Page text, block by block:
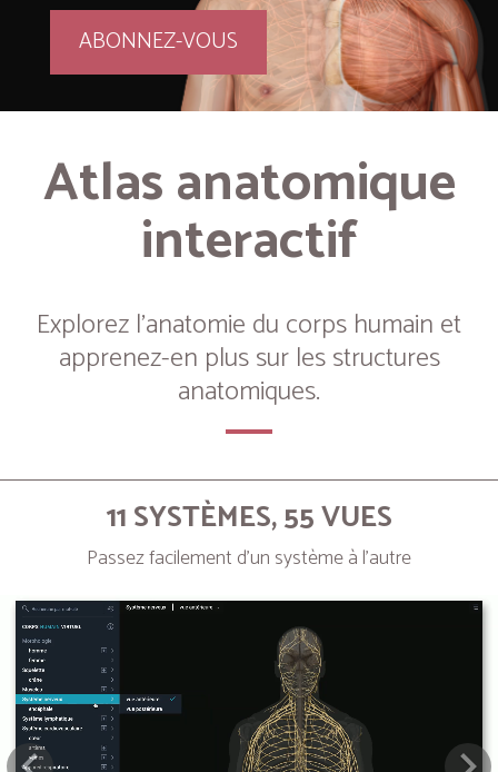
ABONNEZ-VOUS
Atlas anatomique
interactif
Explorez l’anatomie du corps humain et
apprenez-en plus sur les structures
anatomiques.
11 SYSTÈMES, 55 VUES
Passez facilement d’un système à l’autre